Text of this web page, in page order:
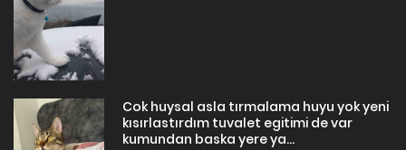
Cok huysal asla tırmalama huyu yok yeni
kısırlastırdım tuvalet egitimi de var
kumundan baska yere ya...